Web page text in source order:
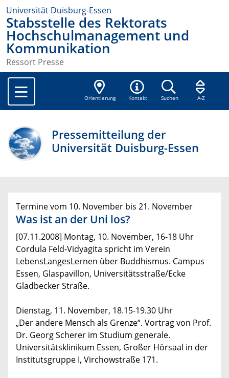
Universität Duisburg-Essen
Stabsstelle des Rektorats
Hochschulmanagement und
Kommunikation
Ressort Presse
Orientierung Kontakt Suchen A-Z
Pressemitteilung der
Universität Duisburg-Essen
Termine vom 10. November bis 21. November
Was ist an der Uni los?
[07.11.2008] Montag, 10. November, 16-18 Uhr
Cordula Feld-Vidyagita spricht im Verein
LebensLangesLernen über Buddhismus. Campus
Essen, Glaspavillon, Universitätsstraße/Ecke
Gladbecker Straße.
Dienstag, 11. November, 18.15-19.30 Uhr
„Der andere Mensch als Grenze“. Vortrag von Prof.
Dr. Georg Scherer im Studium generale.
Universitätsklinikum Essen, Großer Hörsaal in der
Institutsgruppe I, Virchowstraße 171.